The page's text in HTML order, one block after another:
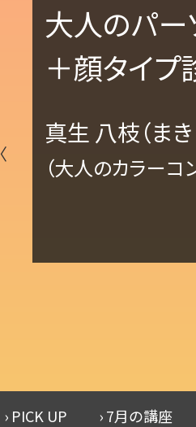
大人のパー
＋顔タイ
真生 八枝（まき
（大人のカラーコ
〈
› PICK UP › 7月の講座